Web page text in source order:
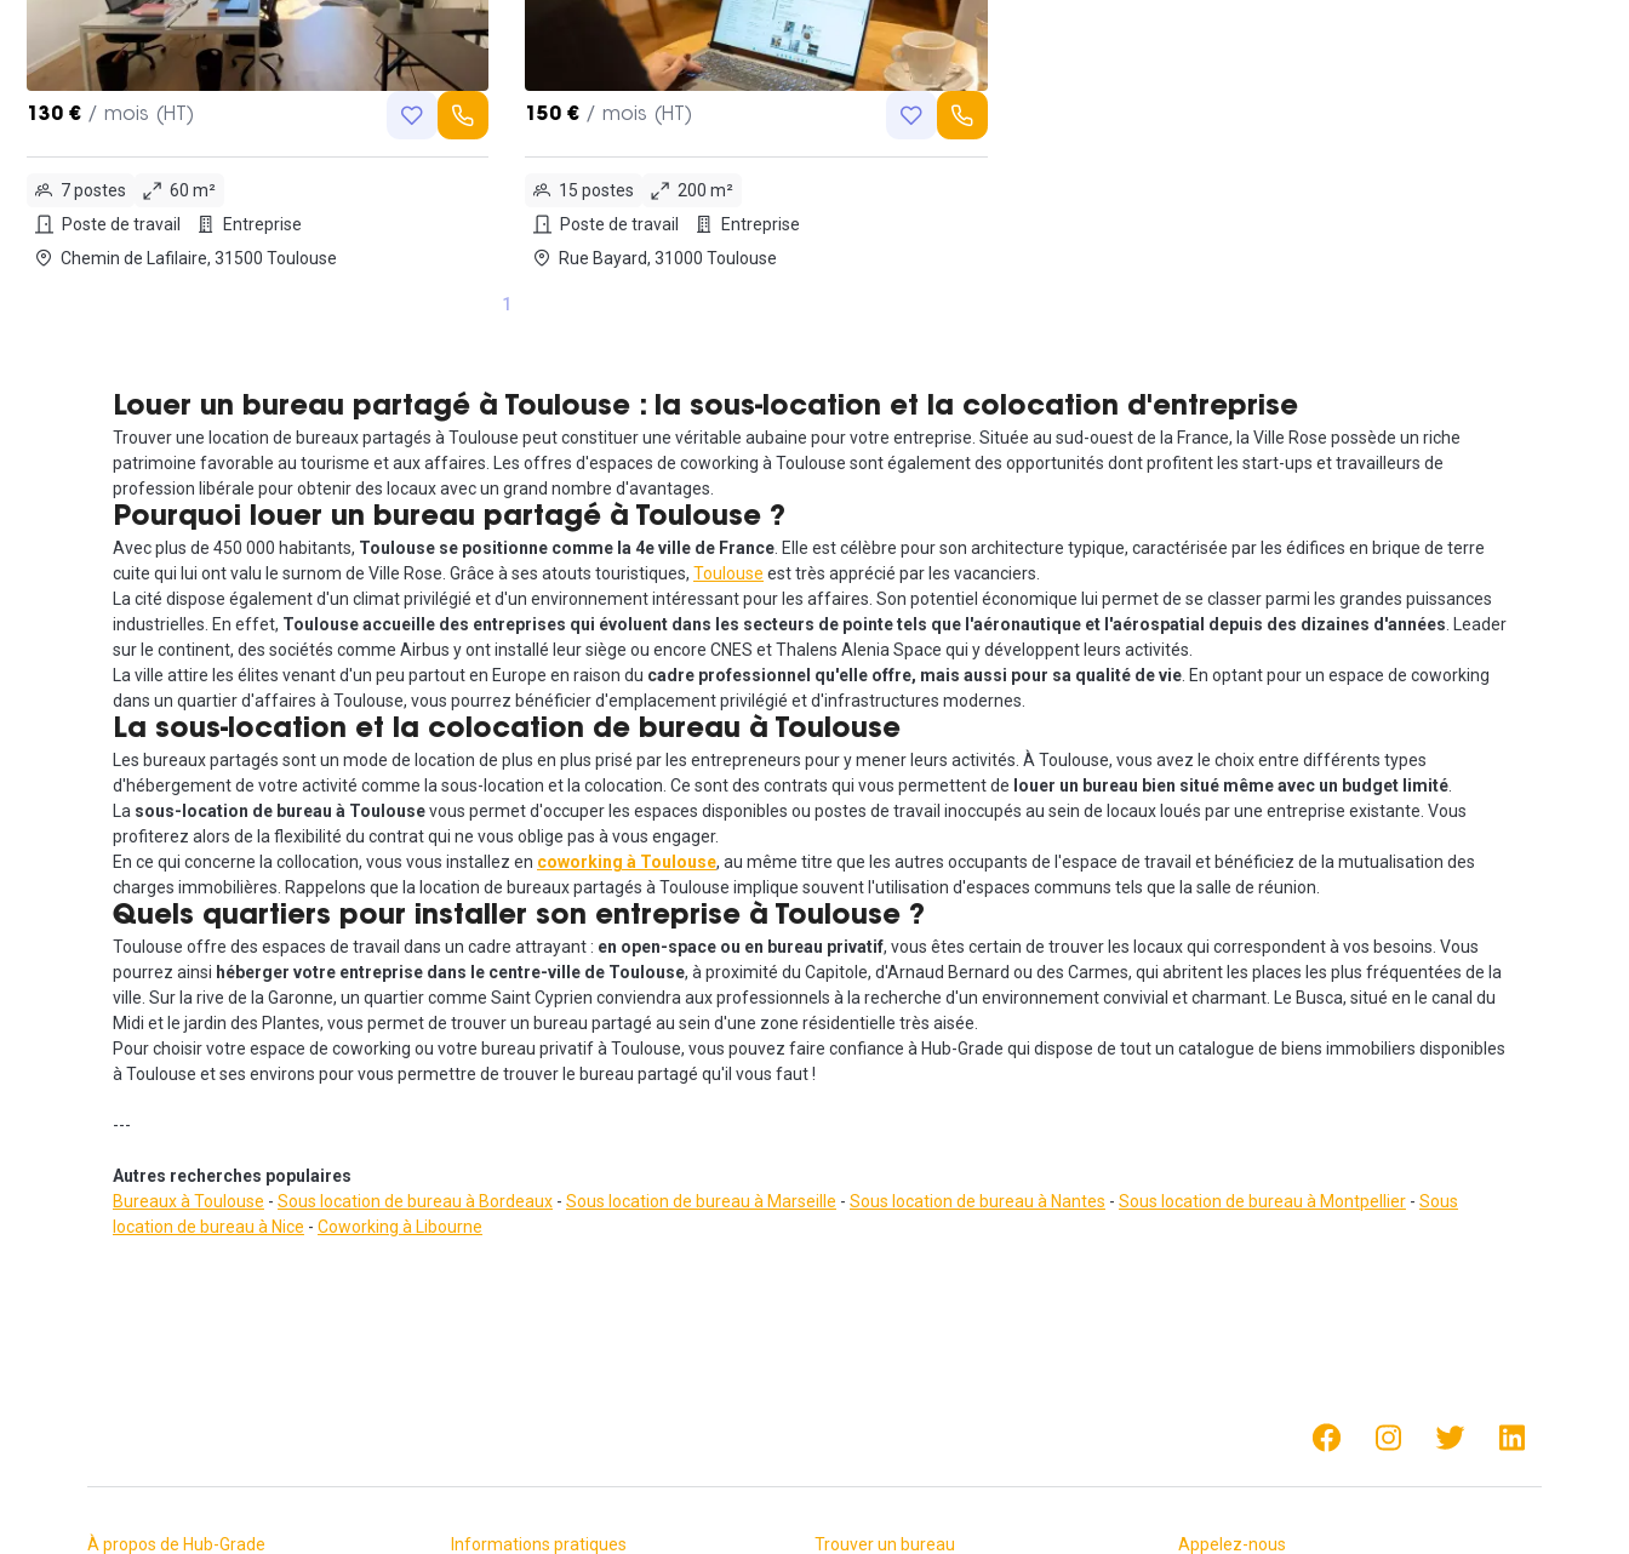
130 € / mois (HT)
7 postes
60 m²
Poste de travail
Entreprise
Chemin de Lafilaire, 31500 Toulouse
150 € / mois (HT)
15 postes
200 m²
Poste de travail
Entreprise
Rue Bayard, 31000 Toulouse
1
Louer un bureau partagé à Toulouse : la sous-location et la colocation d'entreprise
Trouver une location de bureaux partagés à Toulouse peut constituer une véritable aubaine pour votre entreprise. Située au sud-ouest de la France, la Ville Rose possède un riche
patrimoine favorable au tourisme et aux affaires. Les offres d'espaces de coworking à Toulouse sont également des opportunités dont profitent les start-ups et travailleurs de
profession libérale pour obtenir des locaux avec un grand nombre d'avantages.
Pourquoi louer un bureau partagé à Toulouse ?
Avec plus de 450 000 habitants, Toulouse se positionne comme la 4e ville de France. Elle est célèbre pour son architecture typique, caractérisée par les édifices en brique de terre
cuite qui lui ont valu le surnom de Ville Rose. Grâce à ses atouts touristiques, Toulouse est très apprécié par les vacanciers.
La cité dispose également d'un climat privilégié et d'un environnement intéressant pour les affaires. Son potentiel économique lui permet de se classer parmi les grandes puissances
industrielles. En effet, Toulouse accueille des entreprises qui évoluent dans les secteurs de pointe tels que l'aéronautique et l'aérospatial depuis des dizaines d'années. Leader
sur le continent, des sociétés comme Airbus y ont installé leur siège ou encore CNES et Thalens Alenia Space qui y développent leurs activités.
La ville attire les élites venant d'un peu partout en Europe en raison du cadre professionnel qu'elle offre, mais aussi pour sa qualité de vie. En optant pour un espace de coworking
dans un quartier d'affaires à Toulouse, vous pourrez bénéficier d'emplacement privilégié et d'infrastructures modernes.
La sous-location et la colocation de bureau à Toulouse
Les bureaux partagés sont un mode de location de plus en plus prisé par les entrepreneurs pour y mener leurs activités. À Toulouse, vous avez le choix entre différents types
d'hébergement de votre activité comme la sous-location et la colocation. Ce sont des contrats qui vous permettent de louer un bureau bien situé même avec un budget limité.
La sous-location de bureau à Toulousevous permet d'occuper les espaces disponibles ou postes de travail inoccupés au sein de locaux loués par une entreprise existante. Vous
profiterez alors de la flexibilité du contrat qui ne vous oblige pas à vous engager.
En ce qui concerne la collocation, vous vous installez en coworking à Toulouse, au même titre que les autres occupants de l'espace de travail et bénéficiez de la mutualisation des
charges immobilières. Rappelons que la location de bureaux partagés à Toulouse implique souvent l'utilisation d'espaces communs tels que la salle de réunion.
Quels quartiers pour installer son entreprise à Toulouse ?
Toulouse offre des espaces de travail dans un cadre attrayant : en open-space ou en bureau privatif, vous êtes certain de trouver les locaux qui correspondent à vos besoins. Vous
pourrez ainsi héberger votre entreprise dans le centre-ville de Toulouse, à proximité du Capitole, d'Arnaud Bernard ou des Carmes, qui abritent les places les plus fréquentées de la
ville. Sur la rive de la Garonne, un quartier comme Saint Cyprien conviendra aux professionnels à la recherche d'un environnement convivial et charmant. Le Busca, situé en le canal du
Midi et le jardin des Plantes, vous permet de trouver un bureau partagé au sein d'une zone résidentielle très aisée.
Pour choisir votre espace de coworking ou votre bureau privatif à Toulouse, vous pouvez faire confiance à Hub-Grade qui dispose de tout un catalogue de biens immobiliers disponibles
à Toulouse et ses environs pour vous permettre de trouver le bureau partagé qu'il vous faut !
---
Autres recherches populaires
Bureaux à Toulouse - Sous location de bureau à Bordeaux - Sous location de bureau à Marseille - Sous location de bureau à Nantes - Sous location de bureau à Montpellier - Sous
location de bureau à Nice - Coworking à Libourne
À propos de Hub-Grade Informations pratiques Trouver un bureau Appelez-nous